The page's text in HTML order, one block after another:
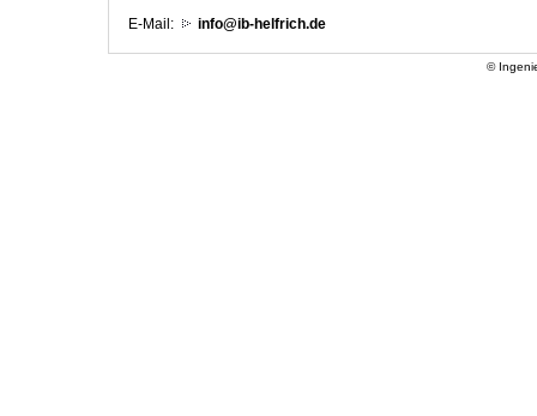
E-Mail:
info@ib-helfrich.de
©